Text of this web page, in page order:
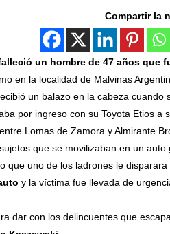
Compartir la
un hombre de 47 años que
en la localidad de Malvinas
un balazo en la cabeza cuando
por ingreso con su Toyota Etios
Lomas de Zamora y Almirante
que se movilizaban en un
que uno de los ladrones le disparara
y la víctima fue llevada de
dar con los delincuentes que